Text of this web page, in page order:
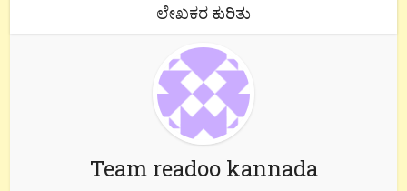
ಲೇಖಕರ ಕುರಿತು
Team readoo kannada